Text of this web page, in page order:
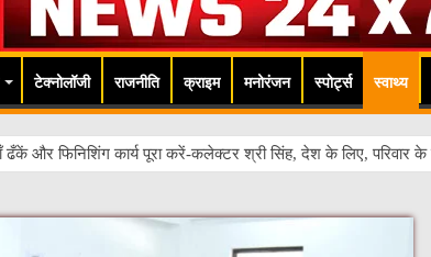
टेक्नोलॉजी राजनीति क्राइम मनोरंजन स्पोर्ट्स स्वाथ्य